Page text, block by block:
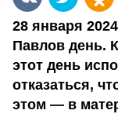
28 января
Павлов день.
этот день
отказаться,
этом — в